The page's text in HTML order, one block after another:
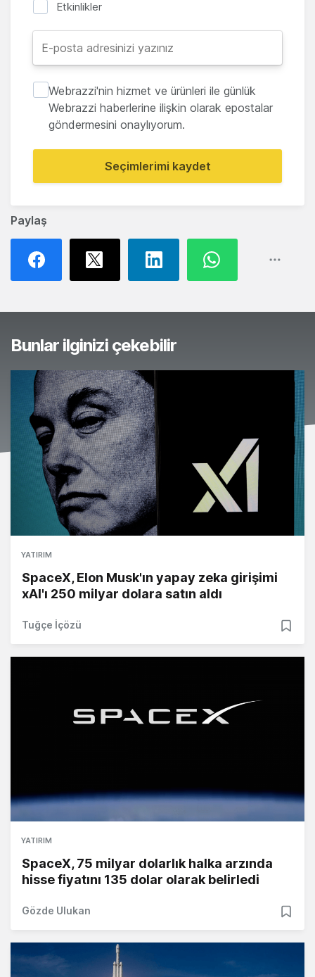
Paylaş
Etkinlikler
Webrazzi'nin hizmet ve ürünleri ile günlük
Webrazzi haberlerine ilişkin olarak epostalar
göndermesini onaylıyorum.
Seçimlerimi kaydet
Bunlar ilginizi çekebilir
YATIRIM
SpaceX, Elon Musk'ın yapay zeka girişimi
xAI'ı 250 milyar dolara satın aldı
Tuğçe İçözü
YATIRIM
SpaceX, 75 milyar dolarlık halka arzında
hisse fiyatını 135 dolar olarak belirledi
Gözde Ulukan